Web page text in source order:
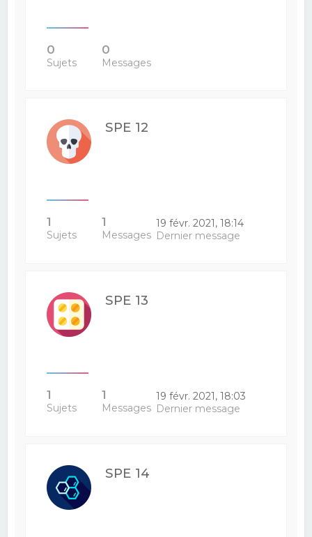
0
Sujets
0
Messages
SPE 12
1
Sujets
1
Messages
19 févr. 2021, 18:14
Dernier message
SPE 13
1
Sujets
1
Messages
19 févr. 2021, 18:03
Dernier message
SPE 14